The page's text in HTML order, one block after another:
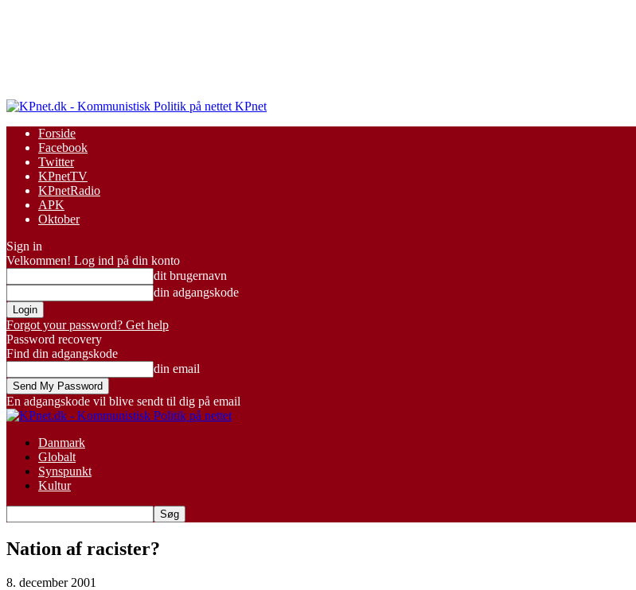
KPnet
Forside
Facebook
Twitter
KPnetTV
KPnetRadio
APK
Oktober
Sign in
Velkommen! Log ind på din konto
dit brugernavn
din adgangskode
Forgot your password? Get help
Password recovery
Find din adgangskode
din email
En adgangskode vil blive sendt til dig på email
Danmark
Globalt
Synspunkt
Kultur
Nation af racister?
8. december 2001